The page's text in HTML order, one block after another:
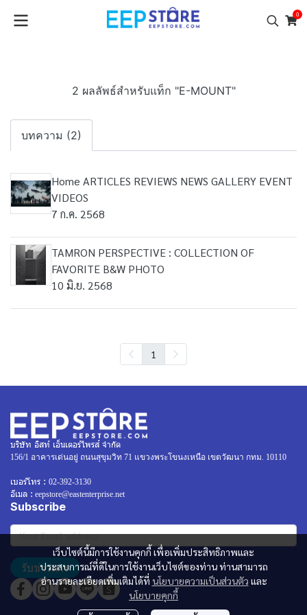
0
2 ผลลัพธ์สำหรับแท็ก "E-MOUNT"
บทความ (2)
Home ARTICLES REVIEWS NEWS GALLERY EVENT
VIDEOS
7 ก.ค. 2568
TAMRON PERSPECTIVE : COLLECTION OF
FAVORITE B&W PHOTO
10 มิ.ย. 2568
1
เว็บไซต์นี้มีการใช้งานคุกกี้ เพื่อเพิ่มประสิทธิภาพและ
ประสบการณ์ที่ดีในการใช้งานเว็บไซต์ของท่าน ท่านสามารถ
อ่านรายละเอียดเพิ่มเติมได้ที่ นโยบายความเป็นส่วนตัว และ
นโยบายคุกกี้
บริษัท อิสท์ เอ็นเตอร์ไพรส์ จำกัด
156/1 อาคารเด่นอยู่ ถนนสุขุมวิท 71 แขวงพระโขนงเหนือ เขตวัฒนา กทม. 10110
เบอร์โทร : 02-392-3130
อีเมล : eepstore@eastenterprise.net
Subscribe
รับข่าวสาร